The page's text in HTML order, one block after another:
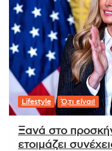
Lifestyle Ό,τι είναι!
Ξανά στο
ετοιμάζει